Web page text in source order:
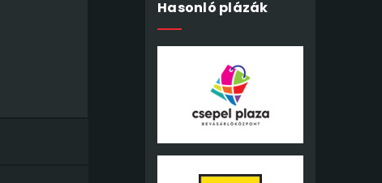
Hasonló plázák